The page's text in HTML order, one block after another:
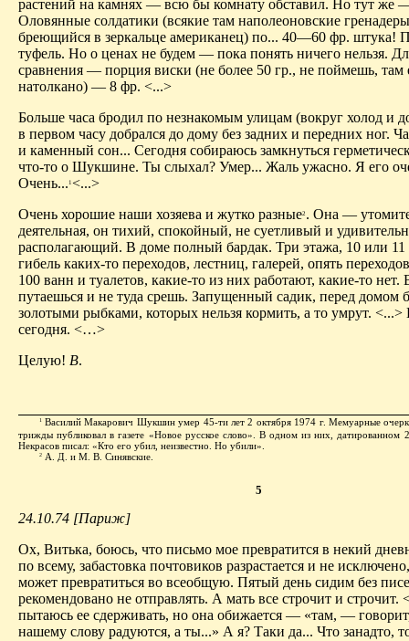
растений на камнях — всю бы комнату обставил. Но тут же
Оловянные солдатики (всякие там наполеоновские
бреющийся в зеркальце американец) по... 40—60 фр. штука!
туфель. Но о ценах не будем — пока понять ничего нельзя.
сравнения — порция виски (не более 50 гр., не поймешь, там
натолкано) — 8 фр. <...>
Больше часа бродил по незнакомым улицам (вокруг холод и
в первом часу добрался до дому без задних и передних ног.
и каменный сон... Сегодня собираюсь замкнуться
что-то о Шукшине. Ты слыхал? Умер... Жаль ужасно. Я его
Очень... 1<...>
Очень хорошие наши хозяева и жутко разные2 . Она —
деятельная, он тихий, спокойный, не суетливый и
располагающий. В доме полный бардак. Три этажа, 10 или
гибель каких-то переходов, лестниц, галерей, опять
100 ванн и туалетов, какие-то из них работают, какие-то нет.
путаешься и не туда срешь. Запущенный садик, перед домом
золотыми рыбками, которых нельзя кормить, а то умрут. <...>
сегодня. <…>
Целую! В.
Василий Макарович Шукшин умер 45-ти лет 2 октября 1974 г. Мемуарные
трижды публиковал в газете «Новое русское слово». В одном из них, датированном
Некрасов писал: «Кто его убил, неизвестно. Но убили».
2 А. Д. и М. В. Синявские.
5
24.10.74 [Париж]
Ох, Витька, боюсь, что письмо мое превратится в некий
по всему, забастовка почтовиков разрастается и не
может превратиться во всеобщую. Пятый день сидим без
рекомендовано не отправлять. А мать все строчит и строчит.
пытаюсь ее сдерживать, но она обижается — «там, —
нашему слову радуются, а ты...» А я? Таки да... Что занадто,